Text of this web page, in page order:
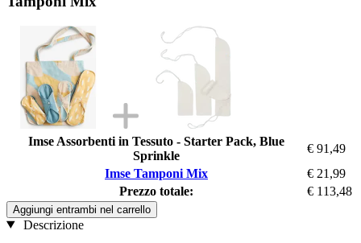
Imse Assorbenti in Tessuto - Starter Pack, Blue
Sprinkle
€ 91,49
Imse Tamponi Mix
€ 21,99
Prezzo totale:
€ 113,48
Aggiungi entrambi nel carrello
Descrizione